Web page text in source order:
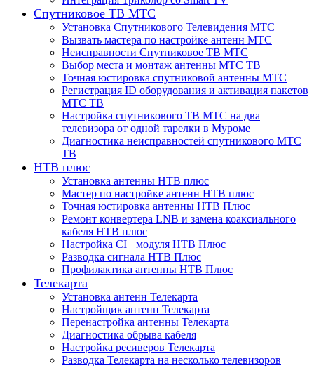
Спутниковое ТВ МТС
Установка Спутникового Телевидения МТС
Вызвать мастера по настройке антенн МТС
Неисправности Спутниковое ТВ МТС
Выбор места и монтаж антенны МТС ТВ
Точная юстировка спутниковой антенны МТС
Регистрация ID оборудования и активация пакетов
МТС ТВ
Настройка спутникового ТВ МТС на два
телевизора от одной тарелки в Муроме
Диагностика неисправностей спутникового МТС
ТВ
НТВ плюс
Установка антенны НТВ плюс
Мастер по настройке антенн НТВ плюс
Точная юстировка антенны НТВ Плюс
Ремонт конвертера LNB и замена коаксиального
кабеля НТВ плюс
Настройка CI+ модуля НТВ Плюс
Разводка сигнала НТВ Плюс
Профилактика антенны НТВ Плюс
Телекарта
Установка антенн Телекарта
Настройщик антенн Телекарта
Перенастройка антенны Телекарта
Диагностика обрыва кабеля
Настройка ресиверов Телекарта
Разводка Телекарта на несколько телевизоров